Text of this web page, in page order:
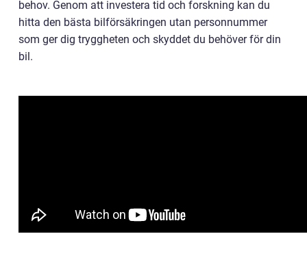
behov. Genom att investera tid och forskning kan du
hitta den bästa bilförsäkringen utan personnummer
som ger dig tryggheten och skyddet du behöver för din
bil.